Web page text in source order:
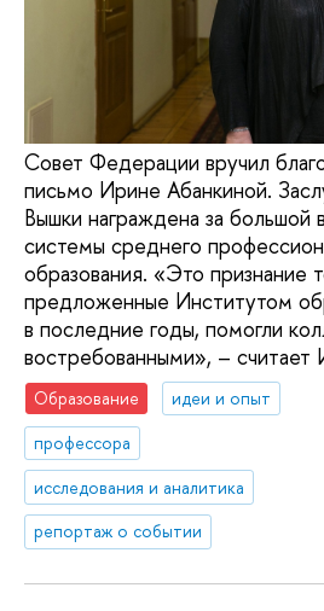
Совет Федерации вручил
письмо Ирине Абанкиной.
Вышки награждена за большой
системы среднего
образования. «Это признание
предложенные Институтом
в последние годы, помогли
востребованными», – считает
Образование
идеи и опыт
профессора
исследования и аналитика
репортаж о событии